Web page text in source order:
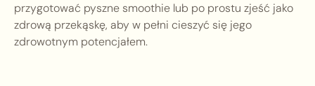
przygotować pyszne smoothie lub po prostu zjeść jako
zdrową przekąskę, aby w pełni cieszyć się jego
zdrowotnym potencjałem.